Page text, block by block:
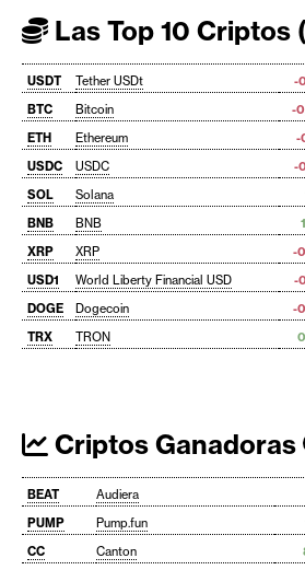
Las Top 10 Criptos
USDT Tether USDt -
BTC
Bitcoin -
ETH
Ethereum -
USDC
USDC -
SOL
Solana
BNB
BNB
XRP
XRP -
USD1
World Liberty Financial USD -
DOGE
Dogecoin -
TRX
TRON
Criptos Ganadoras
BEAT Audiera
PUMP
Pump.fun
CC
Canton